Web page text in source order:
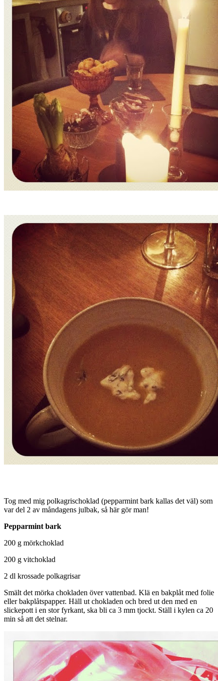
Tog med mig polkagrischoklad (pepparmint bark kallas det väl) som
var del 2 av måndagens julbak, så här gör man!
Pepparmint bark
200 g mörkchoklad
200 g vitchoklad
2 dl krossade polkagrisar
Smält det mörka chokladen över vattenbad. Klä en bakplåt med folie
eller bakplåtspapper. Häll ut chokladen och bred ut den med en
slickepott i en stor fyrkant, ska bli ca 3 mm tjockt. Ställ i kylen ca 20
min så att det stelnar.